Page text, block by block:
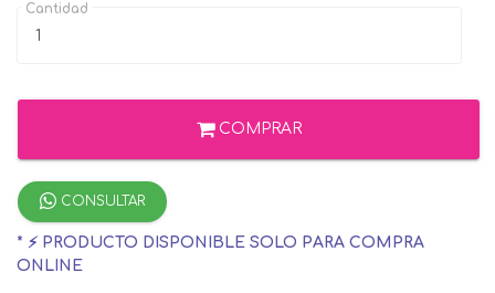
Cantidad
COMPRAR
CONSULTAR
* ⚡ PRODUCTO DISPONIBLE SOLO PARA COMPRA
ONLINE